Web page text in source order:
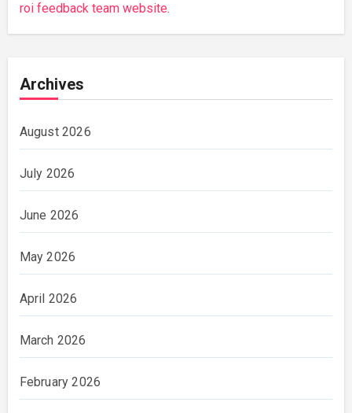
roi feedback team website.
Archives
August 2026
July 2026
June 2026
May 2026
April 2026
March 2026
February 2026